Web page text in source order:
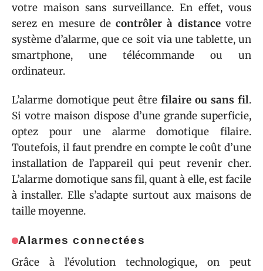
votre maison sans surveillance. En effet, vous
serez en mesure decontrôler à distancevotre
système d’alarme, que ce soit via une tablette, un
smartphone, une télécommande ou un
ordinateur.
L’alarme domotique peut être filaire ou sans fil.
Si votre maison dispose d’une grande superficie,
optez pour une alarme domotique filaire.
Toutefois, il faut prendre en compte le coût d’une
installation de l’appareil qui peut revenir cher.
L’alarme domotique sans fil, quant à elle, est facile
à installer. Elle s’adapte surtout aux maisons de
taille moyenne.
Alarmes connectées
Grâce à l’évolution technologique, on peut